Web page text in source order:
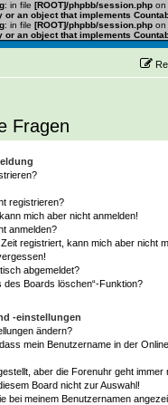
: in file [ROOT]/phpbb/session.php on
or an object that implements
: in file [ROOT]/phpbb/session.php on
or an object that implements
Fragen
registrieren?
mich aber nicht anmelden!
anmelden?
registriert, kann mich aber nicht
abgemeldet?
des Boards löschen“-Funktion?
-einstellungen
ändern?
mein Benutzername in der
aber die Forenuhr geht immer
Board nicht zur Auswahl!
bei meinem Benutzernamen